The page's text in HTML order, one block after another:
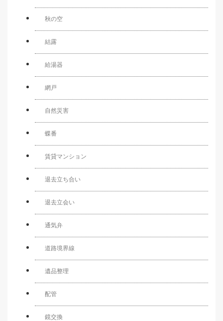
秋の空
結露
給湯器
網戸
自然災害
蝶番
賃貸マンション
退去立ち合い
退去立会い
通気弁
道路境界線
遺品整理
配管
鏡交換